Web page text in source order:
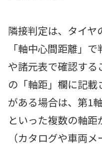
隣接判定は、タイヤ
「軸中心間距離」
や諸元表で確認する
の「軸距」欄に記載
がある場合は、第1
といった複数の軸
（カタログや車両